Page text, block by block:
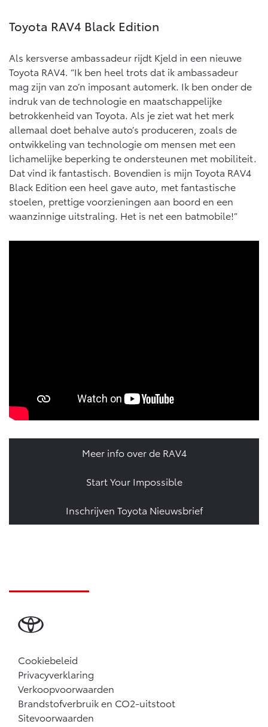
Toyota RAV4 Black Edition
Als kersverse ambassadeur rijdt Kjeld in een nieuwe
Toyota RAV4. “Ik ben heel trots dat ik ambassadeur
mag zijn van zo’n imposant automerk. Ik ben onder de
indruk van de technologie en maatschappelijke
betrokkenheid van Toyota. Als je ziet wat het merk
allemaal doet behalve auto’s produceren, zoals de
ontwikkeling van technologie om mensen met een
lichamelijke beperking te ondersteunen met mobiliteit.
Dat vind ik fantastisch. Bovendien is mijn Toyota RAV4
Black Edition een heel gave auto, met fantastische
stoelen, prettige voorzieningen aan boord en een
waanzinnige uitstraling. Het is net een batmobile!”
Meer info over de RAV4
Start Your Impossible
Inschrijven Toyota Nieuwsbrief
Cookiebeleid
Privacyverklaring
Verkoopvoorwaarden
Brandstofverbruik en CO2-uitstoot
Sitevoorwaarden